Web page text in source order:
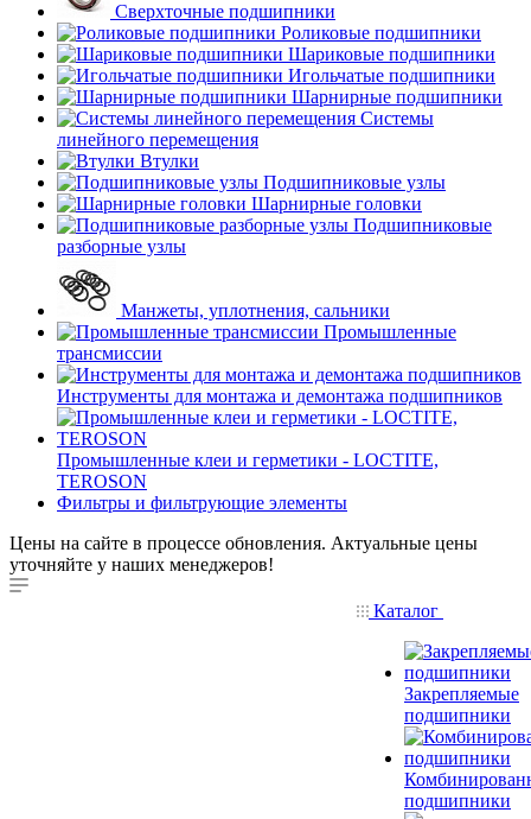
Сверхточные подшипники
Роликовые подшипники
Шариковые подшипники
Игольчатые подшипники
Шарнирные подшипники
Системы
линейного перемещения
Втулки
Подшипниковые узлы
Шарнирные головки
Подшипниковые
разборные узлы
Манжеты, уплотнения, сальники
Промышленные
трансмиссии
Инструменты для монтажа и демонтажа подшипников
Промышленные клеи и герметики - LOCTITE,
TEROSON
Фильтры и фильтрующие элементы
Цены на сайте в процессе обновления. Актуальные цены
уточняйте у наших менеджеров!
Каталог
Закрепляемые
подшипники
подшипники